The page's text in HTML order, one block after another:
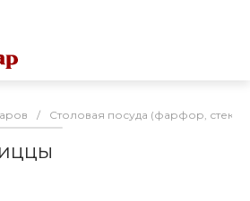
/ Столовая посуда (фарфор,